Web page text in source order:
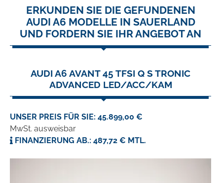
ERKUNDEN SIE DIE GEFUNDENEN
AUDI A6 MODELLE IN SAUERLAND
UND FORDERN SIE IHR ANGEBOT AN
AUDI A6 AVANT 45 TFSI Q S TRONIC
ADVANCED LED/ACC/KAM
UNSER PREIS FÜR SIE: 45.899,00 €
MwSt. ausweisbar
FINANZIERUNG AB.: 487,72 € MTL.